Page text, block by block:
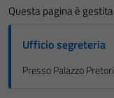
Questa pagina è
Ufficio segreteria
Presso Palazzo